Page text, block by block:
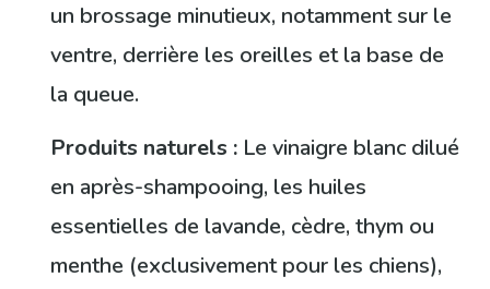
un brossage minutieux, notamment sur le
ventre, derrière les oreilles et la base de
la queue.
Produits naturels : Le vinaigre blanc dilué
en après-shampooing, les huiles
essentielles de lavande, cèdre, thym ou
menthe (exclusivement pour les chiens),